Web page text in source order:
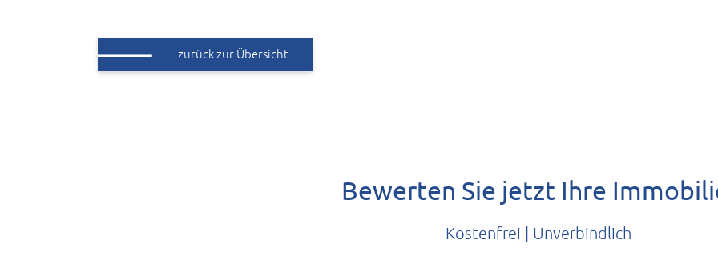
zurück zur Übersicht
Bewerten Sie jetzt Ihre
Kostenfrei | Unverbindlich